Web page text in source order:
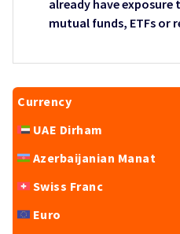
already have
mutual funds, ETFs or
Currency
UAE Dirham
Azerbaijanian Manat
Swiss Franc
Euro